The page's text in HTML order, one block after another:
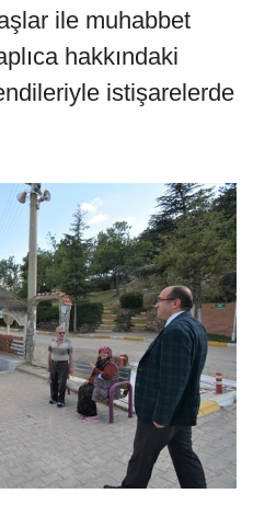
ile muhabbet
hakkındaki
istişarelerde